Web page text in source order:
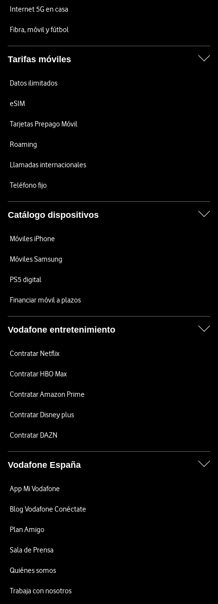
Internet 5G en casa
Fibra, móvil y fútbol
Tarifas móviles
Datos ilimitados
eSIM
Tarjetas Prepago Móvil
Roaming
Llamadas internacionales
Teléfono fijo
Catálogo dispositivos
Móviles iPhone
Móviles Samsung
PS5 digital
Financiar móvil a plazos
Vodafone entretenimiento
Contratar Netflix
Contratar HBO Max
Contratar Amazon Prime
Contratar Disney plus
Contratar DAZN
Vodafone España
App Mi Vodafone
Blog Vodafone Conéctate
Plan Amigo
Sala de Prensa
Quiénes somos
Trabaja con nosotros